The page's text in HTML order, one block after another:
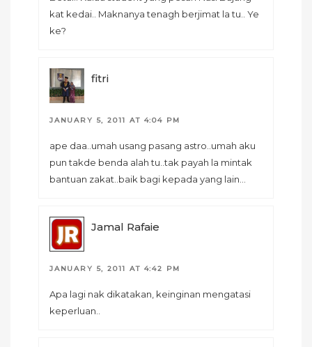
kat kedai.. Maknanya tenagh berjimat la tu.. Ye
ke?
fitri
JANUARY 5, 2011 AT 4:04 PM
ape daa..umah usang pasang astro..umah aku
pun takde benda alah tu..tak payah la mintak
bantuan zakat..baik bagi kepada yang lain…
Jamal Rafaie
JANUARY 5, 2011 AT 4:42 PM
Apa lagi nak dikatakan, keinginan mengatasi
keperluan..